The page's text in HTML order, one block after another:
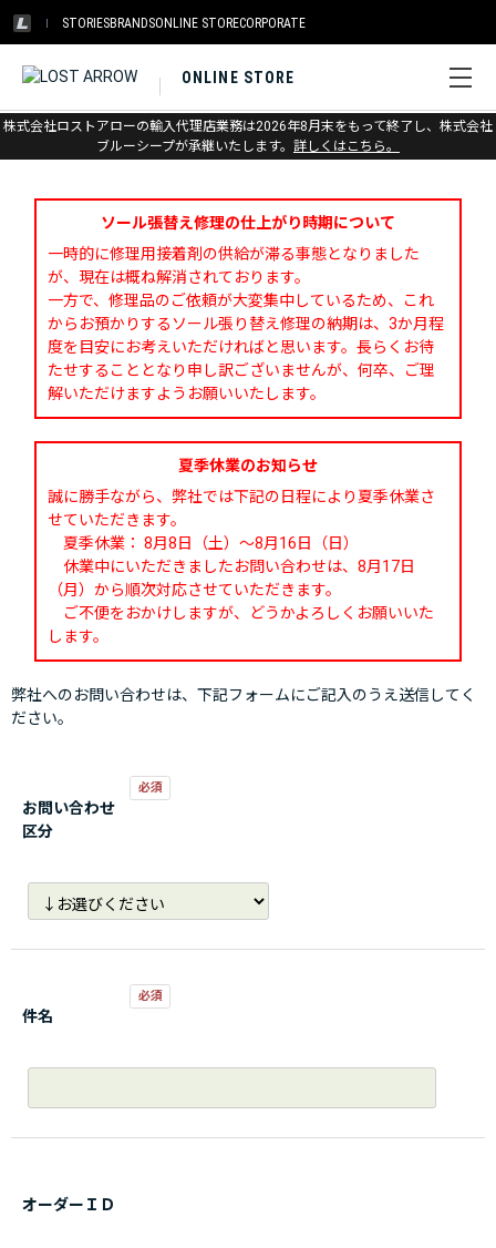
STORIESBRANDSONLINE STORECORPORATE
ONLINE STORE
株式会社ロストアローの輸入代理店業務は2026年8月末をもって終了し、株式会社
ブルーシープが承継いたします。 詳しくはこちら。
お問い合わせ
ソール張替え修理の仕上がり時期について
一時的に修理用接着剤の供給が滞る事態となりました
が、現在は概ね解消されております。
一方で、修理品のご依頼が大変集中しているため、これ
からお預かりするソール張り替え修理の納期は、3か月程
度を目安にお考えいただければと思います。長らくお待
たせすることとなり申し訳ございませんが、何卒、ご理
解いただけますようお願いいたします。
夏季休業のお知らせ
誠に勝手ながら、弊社では下記の日程により夏季休業さ
せていただきます。
夏季休業： 8月8日（土）～8月16日（日）
休業中にいただきましたお問い合わせは、8月17日
（月）から順次対応させていただきます。
ご不便をおかけしますが、どうかよろしくお願いいた
します。
弊社へのお問い合わせは、下記フォームにご記入のうえ送信してく
ださい。
お問い合わせ
区分
件名
オーダーＩＤ